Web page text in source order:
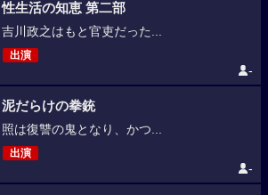
性生活の知恵 第二部
吉川政之はもと官吏だった...
出演
-
泥だらけの拳銃
照は復讐の鬼となり、かつ...
出演
-